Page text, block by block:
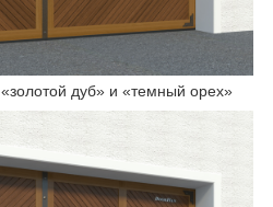
дуб» и «темный орех»